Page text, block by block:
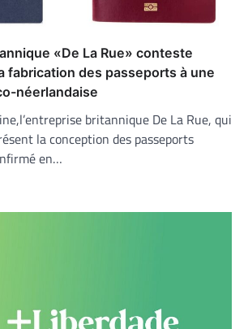
«De La Rue» conteste
fabrication des passeports à une
néerlandaise
britannique De La Rue, qui
la conception des passeports
en…